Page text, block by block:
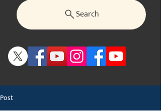
Search
Post